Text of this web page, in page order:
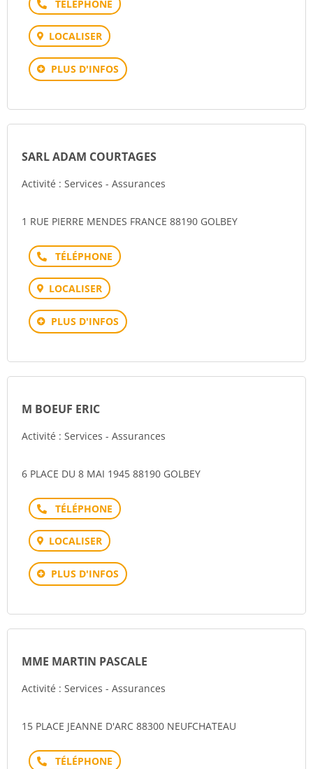
Téléphone
LOCALISER
PLUS D'INFOS
SARL ADAM COURTAGES
Activité : Services - Assurances
1 RUE PIERRE MENDES FRANCE 88190 GOLBEY
Téléphone
LOCALISER
PLUS D'INFOS
M BOEUF ERIC
Activité : Services - Assurances
6 PLACE DU 8 MAI 1945 88190 GOLBEY
Téléphone
LOCALISER
PLUS D'INFOS
MME MARTIN PASCALE
Activité : Services - Assurances
15 PLACE JEANNE D'ARC 88300 NEUFCHATEAU
Téléphone